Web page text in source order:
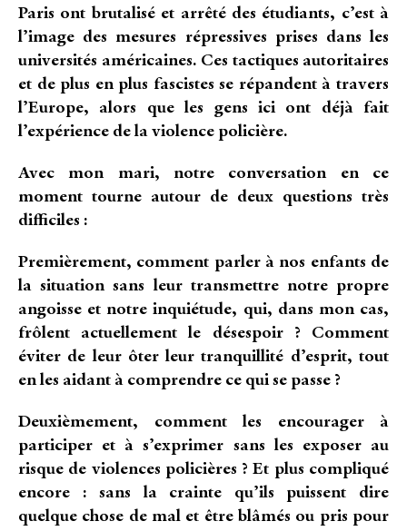
Paris ont brutalisé et arrêté des étudiants, c’est à
l’image des mesures répressives prises dans les
universités américaines. Ces tactiques autoritaires
et de plus en plus fascistes se répandent à travers
l’Europe, alors que les gens ici ont déjà fait
l’expérience de la violence policière.
Avec mon mari, notre conversation en ce
moment tourne autour de deux questions très
difficiles :
Premièrement, comment parler à nos enfants de
la situation sans leur transmettre notre propre
angoisse et notre inquiétude, qui, dans mon cas,
frôlent actuellement le désespoir ? Comment
éviter de leur ôter leur tranquillité d’esprit, tout
en les aidant à comprendre ce qui se passe ?
Deuxièmement, comment les encourager à
participer et à s’exprimer sans les exposer au
risque de violences policières ? Et plus compliqué
encore : sans la crainte qu’ils puissent dire
quelque chose de mal et être blâmés ou pris pour